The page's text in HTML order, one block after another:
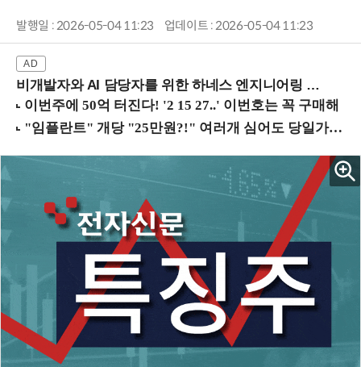
발행일 : 2026-05-04 11:23 업데이트 : 2026-05-04 11:23
비개발자와 AI 담당자를 위한 하네스 엔지니어링 입문과정 (8/20 신논현역)